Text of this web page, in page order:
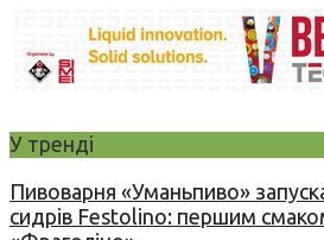
У тренді
Пивоварня «Уманьпиво»
сидрів Festolino: першим